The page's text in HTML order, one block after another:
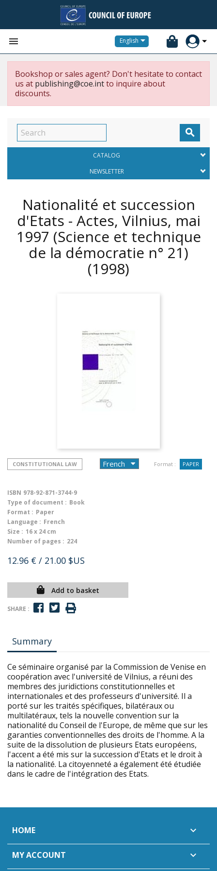
 English
Bookshop or sales agent? Don't hesitate to contact
us at publishing@coe.intto inquire about
discounts.

CATALOG
NEWSLETTER
Nationalité et succession
d'Etats - Actes, Vilnius, mai
1997 (Science et technique
de la démocratie n° 21)
(1998)
CONSTITUTIONAL LAW Format : PAPER
ISBN 978-92-871-3744-9
Type of document : Book
Format : Paper
Language : French
Size : 16 x 24 cm
Number of pages : 224
12.96 € / 21.00 $US
Add to basket
SHARE :
Summary
Ce séminaire organisé par la Commission de Venise en
coopération avec l'université de Vilnius, a réuni des
membres des juridictions constitutionnelles et
internationales et des professeurs d'université. Il a
porté sur les traités spécifiques, bilatéraux ou
multilatéraux, tels la nouvelle convention sur la
nationalité du Conseil de l'Europe, de même que sur les
garanties conventionnelles des droits de l'homme. A la
suite de la dissolution de plusieurs Etats européens,
l'accent a été mis sur la succession d'Etats et le droit à
la nationalité. La citoyenneté a également été étudiée
dans le cadre de l'intégration des Etats.
HOME 
MY ACCOUNT 